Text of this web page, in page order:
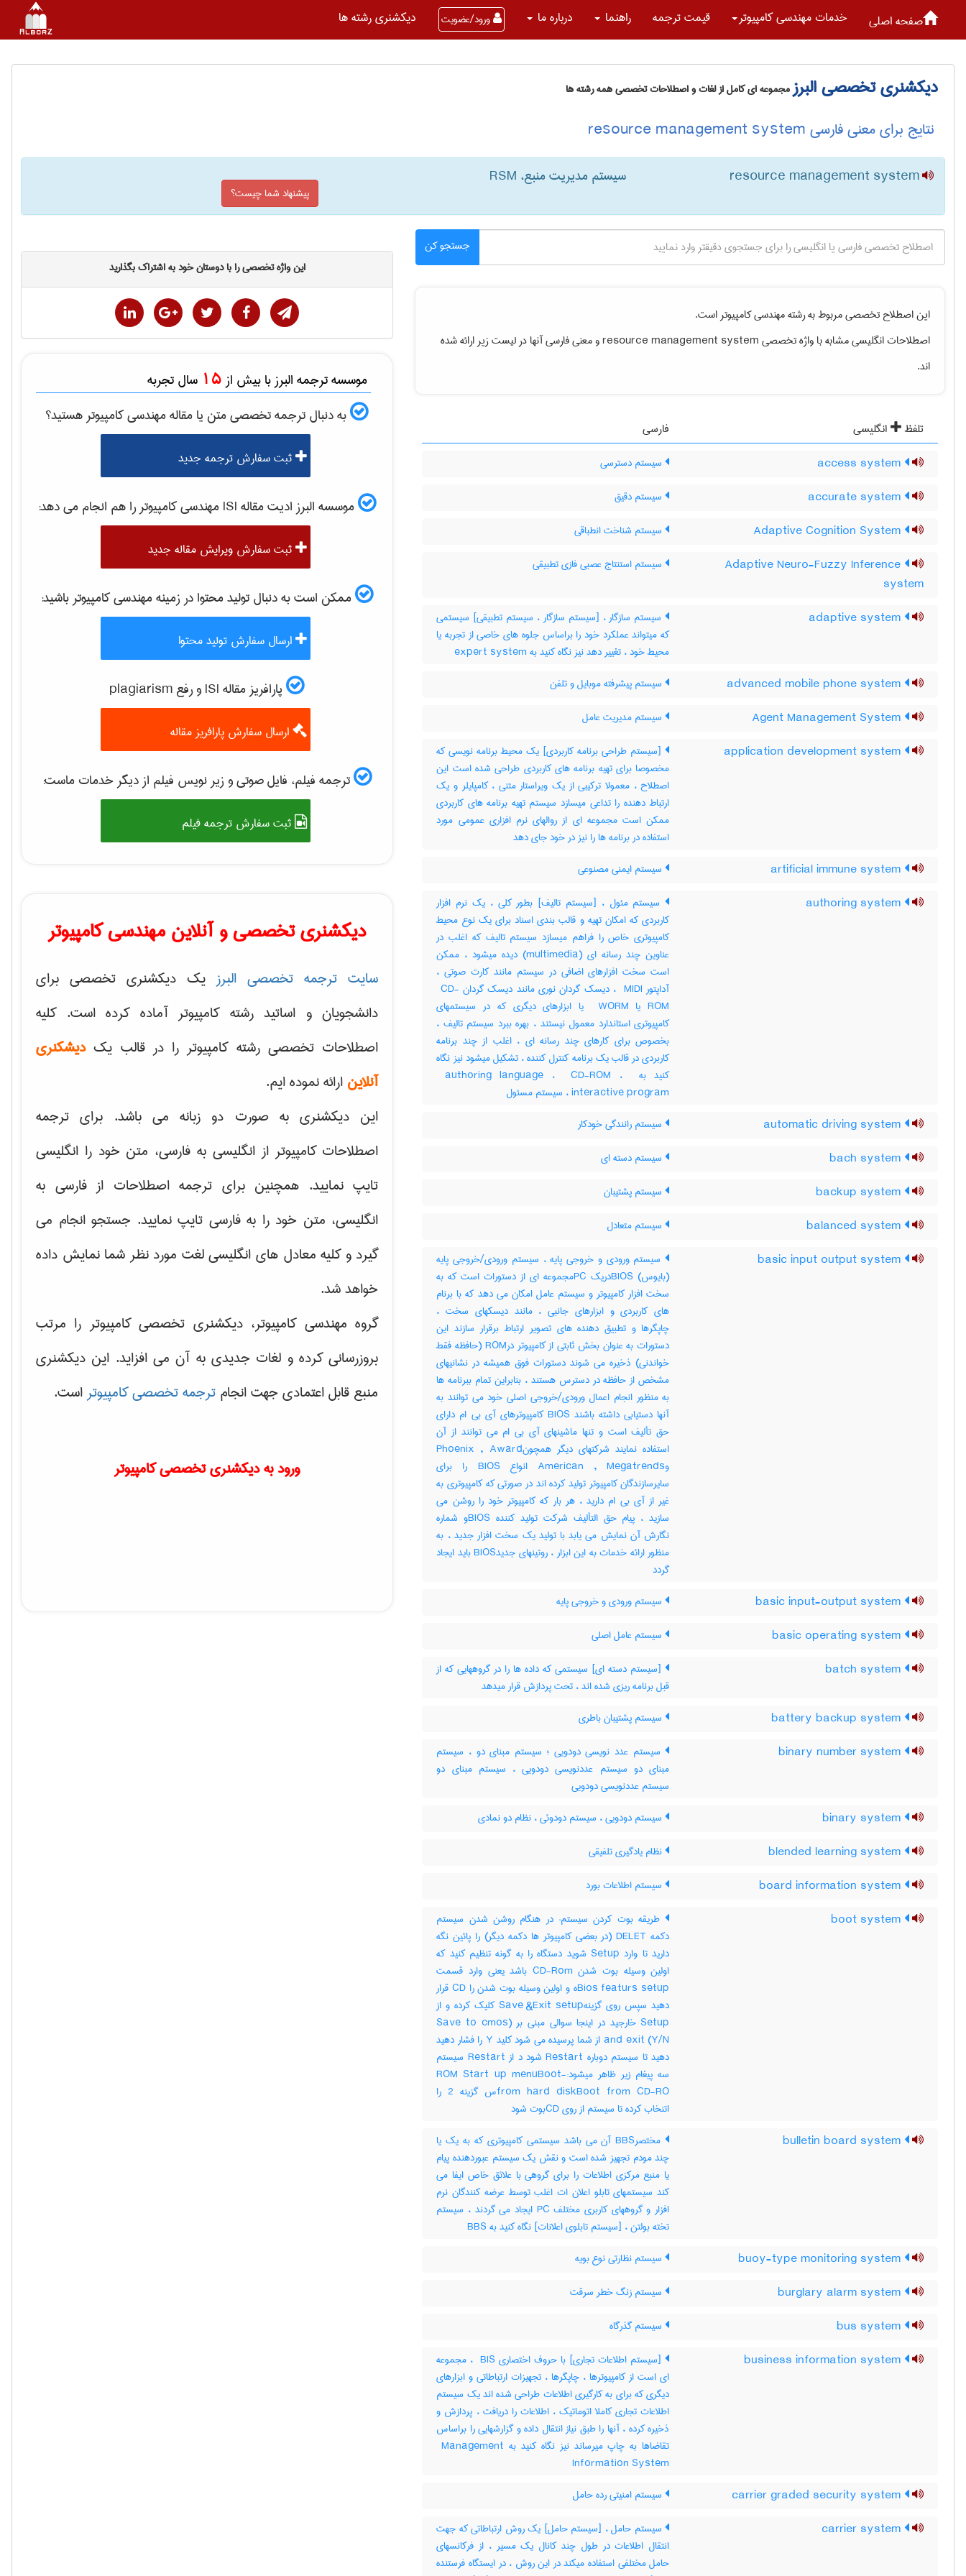
صفحه اصلی خدمات مهندسی كامپيوتر قیمت ترجمه راهنما درباره ما ورود/عضویت دیکشنری رشته ها
دیکشنری تخصصی البرزمجموعه ای کامل از لغات و اصطلاحات تخصصی همه رشته ها
نتایج برای معنی فارسی resource management system
resource management system سیستم مدیریت منبع، RSM
پیشنهاد شما چیست؟
جستجو کن
این اصطلاح تخصصی مربوط به رشتهمهندسی كامپيوتراست.
اصطلاحات انگلیسی مشابه با واژه تخصصیresource management systemو معنی فارسی آنها در لیست زیر ارائه شده
اند.
تلفظ انگلیسی
فارسی
سیستم دسترسی
سیستم دقیق
سیستم شناخت انطباقی
Adaptive Neuro-Fuzzy Inference
system
سیستم استنتاج عصبی فازی تطبیقی
سیستم سازگار ، [سیستم سازگار ، سیستم تطبیقی] سیستمی
که میتواند عملکرد خود را براساس جلوه های خاصی از تجربه یا
محیط خود ، تغییر دهد نیز نگاه کنید به ‎ expert system
سیستم پیشرفته موبایل و تلفن
سیستم مدیریت عامل
[سیستم طراحی برنامه کاربردی] یک محیط برنامه نویسی که
مخصوصا برای تهیه برنامه های کاربردی طراحی شده است این
اصطلاح ، معمولا ترکیبی از یک ویراستار متنی ، کامپایلر و یک
ارتباط دهنده را تداعی میسازد سیستم تهیه برنامه های کاربردی
ممکن است مجموعه ای از روالهای نرم افزاری عمومی مورد
استفاده در برنامه ها را نیز در خود جای دهد
سیستم ایمنی مصنوعی
سیستم مئول ، [سیستم تالیف] بطور کلی ، یک نرم افزار
کاربردی که امکان تهیه و قالب بندی اسناد برای یک نوع محیط
کامپیوتری خاص را فراهم میسازد سیستم تالیف که اغلب در
عناوین چند رسانه ای (‎multimedia) دیده میشود ، ممکن
است سخت افزارهای اضافی در سیستم مانند کارت صوتی ،
آداپتور ‎ MIDI ، دیسک گردان نوری مانند دیسک گردان ‎ CD-
ROM یا ‎ WORM یا ابزارهای دیگری که در سیستمهای
کامپیوتری استاندارد معمول نیستند ، بهره ببرد سیستم تالیف ،
بخصوص برای کارهای چند رسانه ای ، اغلب از چند برنامه
کاربردی در قالب یک برنامه کنترل کننده ، تشکیل میشود نیز نگاه
کنید به ‎ authoring language ، ‎ CD-ROM ، ‎
interactive program ، سیستم مسئول
سیستم رانندگی خودکار
سیستم دسته ای
سیستم پشتیبان
سیستم متعادل
سیستم ورودی و خروجی پایه ، سیستم ورودی/خروجی پایه
(بایوس) BIOSدریک PCمجموعه ای از دستورات است که به
سخت افزار کامپیوتر و سیستم عامل امکان می دهد که با برنام
های کاربردی و ابزارهای جانبی ، مانند دیسکهای سخت ،
چاپگرها و تطبیق دهنده های تصویر ارتباط برقرار سازند این
دستورات به عنوان بخش ثابتی از کامپیوتر درROM (حافظه فقط
خواندنی) ذخیره می شوند دستورات فوق همیشه در نشانیهای
مشخص از حافظه در دسترس هستند ، بنابراین تمام ببرنامه ها
به منظور انجام اعمال ورودی/خروجی اصلی خود می توانند به
آنها دستیابی داشته باشند BIOS کامپیوترهای آی بی ام دارای
حق تألیف است و تنها ماشینهای آی بی ام می توانند از آن
استفاده نمایند شرکتهای دیگر همچونPhoenix , Award
وAmerican , Megatrends انواع BIOS را برای
سایرسازندگان کامپیوتر تولید کرده اند در صورتی که کامپیوتری به
غیر از آی بی ام دارید ، هر بار که کامپیوتر خود را روشن می
سازید ، پیام حق التألیف شرکت تولید کننده BIOSو شماره
نگارش آن نمایش می یابد با تولید یک سخت افزار جدید ، به
منظور ارائه خدمات به این ابزار ، روتینهای جدیدBIOS باید ایجاد
گردد
سیستم ورودی و خروجی پایه
سیستم عامل اصلی
[سیستم دسته ای] سیستمی که داده ها را در گروههایی که از
قبل برنامه ریزی شده اند ، تحت پردازش قرار میدهد
سیستم پشتیبان باطری
سیستم عدد نویسی دودویی ؛ سیستم مبنای دو ، سیستم
مبنای دو سیستم عددنویسی دودویی ، سیستم مبنای دو
سیستم عددنویسی دودویی
سیستم دودویی ، سیستم دودوئی ، نظام دو نمادی
نظام یادگیری تلفیقی
سیستم اطلاعات بورد
طریقه بوت کردن سیستم: در هنگام روشن شدن سیستم
دکمه DELET (در بعضی کامپیوتر ها دکمه دیگر) را پائین نگه
دارید تا وارد Setup شوید دستگاه را به گونه تنظیم کنید که
اولین وسیله بوت شدن CD-Rom باشد یعنی وارد قسمت
Bios featurs setupه و اولین وسیله بوت شدن را CD قرار
دهید سپس روی گزینهSave &Exit setup کلیک کرده و از
Setup خارجید در اینجا سوالی مبنی بر (Save to cmos
and exit (Y/N از شما پرسیده می شود کلید Y را فشار دهید
دهید تا سیستم دوباره Restart شود د از Restart سیستم
سه پیغام زیر ظاهر میشود:-ROM Start up menuBoot
from hard diskBoot from CD-ROس گزینه 2 را
اتنخاب کرده تا سیستم از روی CDبوت شود
مختصرBBS آن می باشد سیستمی کامپیوتری که به یک یا
چند مودم تجهیز شده است و نقش یک سیستم عبوردهنده پیام
یا منبع مرکزی اطلاعات را برای گروهی با علائق خاص ایفا می
کند سیستمهای تابلو اعلان ات اغلب توسط عرضه کنندگان نرم
افزار و گروههای کاربری مختلف PC ایجاد می گردند ، سیستم
تخته بولتن ، [سیستم تابلوی اعلانات] نگاه کنید به ‎ BBS
سیستم نظارتی نوع بویه
سیستم زنگ خطر سرقت
سیستم گذرگاه
[سیستم اطلاعات تجاری] با حروف اختصاری ‎ BIS ، مجموعه
ای است از کامپیوترها ، چاپگرها ، تجهیزات ارتباطاتی و ابزارهای
دیگری که برای به کارگیری اطلاعات طراحی شده اند یک سیستم
اطلاعات تجاری کاملا اتوماتیک ، اطلاعات را دریافت ، پردازش و
ذخیره کرده ، آنها را طبق نیاز انتقال داده و گزارشهایی را براساس
تقاضاها به چاپ میرساند نیز نگاه کنید به ‎ Management
Information System
سیستم امنیتی رده حامل
سیستم حامل ، [سیستم حامل] یک روش ارتباطاتی که جهت
انتقال اطلاعات در طول چند کانال یک مسیر ، از فرکانسهای
حامل مختلفی استفاده میکند در این روش ، در ایستگاه فرستنده
این واژه تخصصی را با دوستان خود به اشتراک بگذارید
موسسه ترجمه البرز با بیش از 15 سال تجربه
به دنبال ترجمه تخصصی متن یا مقالهمهندسی كامپيوترهستید؟
ثبت سفارش ترجمه جدید
موسسه البرز ادیت مقاله ISI مهندسی كامپيوتررا هم انجام می دهد:
ثبت سفارش ویرایش مقاله جدید
ممکن است به دنبال تولید محتوا در زمینهمهندسی كامپيوترباشید:
ارسال سفارش تولید محتوا
پارافریز مقاله ISI و رفع plagiarism
ارسال سفارش پارافریز مقاله
ترجمه فیلم، فایل صوتی و زیر نویس فیلم از دیگر خدمات ماست:
ثبت سفارش ترجمه فیلم
دیکشنری تخصصی و آنلاین مهندسی کامپیوتر
سایت ترجمه تخصصی البرزیک دیکشنری تخصصی برای
دانشجویان و اساتید رشته کامپیوتر آماده کرده است. کلیه
اصطلاحات تخصصی رشته کامپیوتر را در قالب یکدیشکنری
آنلاین ارائه نموده ایم.
این دیکشنری به صورت دو زبانه می باشد. برای ترجمه
اصطلاحات کامپیوتر از انگلیسی به فارسی، متن خود را انگلیسی
تایپ نمایید. همچنین برای ترجمه اصطلاحات از فارسی به
انگلیسی، متن خود را به فارسی تایپ نمایید. جستجو انجام می
گیرد و کلیه معادل های انگلیسی لغت مورد نظر شما نمایش داده
خواهد شد.
گروه مهندسی کامپیوتر، دیکشنری تخصصی کامپیوتر را مرتب
بروزرسانی کرده و لغات جدیدی به آن می افزاید. این دیکشنری
منبع قابل اعتمادی جهت انجام ترجمه تخصصی کامپیوتراست.
ورود به دیکشنری تخصصی کامپیوتر